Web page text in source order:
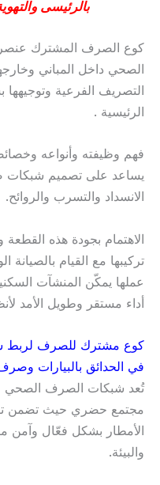
بالرئيسى
كوع الصرف المشترك
الصحي داخل المباني
التصريف الفرعية
الرئيسية .
فهم وظيفته وأنواعه
يساعد على تصميم شبكات
الانسداد والتسرب والروائح.
الاهتمام بجودة هذه القطعة
تركيبها مع القيام بالصيانة
عملها يمكّن المنشآت
أداء مستقر وطويل الأمد
كوع مشترك للصرف لربط
في الحدائق بالبيارات
تُعد شبكات الصرف الصحي
مجتمع حضري حيث تضمن
الأمطار بشكل فعّال وآمن
والبيئة.